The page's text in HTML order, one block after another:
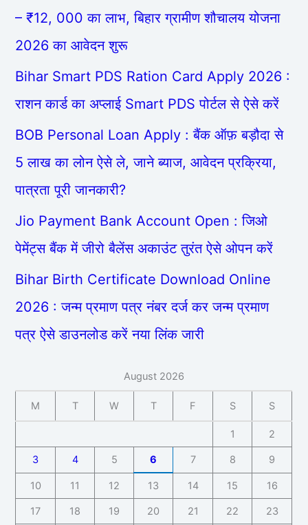
– ₹12, 000 का लाभ, बिहार ग्रामीण शौचालय योजना
2026 का आवेदन शुरू
Bihar Smart PDS Ration Card Apply 2026 :
राशन कार्ड का अप्लाई Smart PDS पोर्टल से ऐसे करें
BOB Personal Loan Apply : बैंक ऑफ़ बड़ौदा से
5 लाख का लोन ऐसे ले, जाने ब्याज, आवेदन प्रक्रिया,
पात्रता पूरी जानकारी?
Jio Payment Bank Account Open : जिओ
पेमेंट्स बैंक में जीरो बैलेंस अकाउंट तुरंत ऐसे ओपन करें
Bihar Birth Certificate Download Online
2026 : जन्म प्रमाण पत्र नंबर दर्ज कर जन्म प्रमाण
पत्र ऐसे डाउनलोड करें नया लिंक जारी
August 2026
M T W T F S S
1 2
3 4 5 6 7 8 9
10 11 12 13 14 15 16
17 18 19 20 21 22 23